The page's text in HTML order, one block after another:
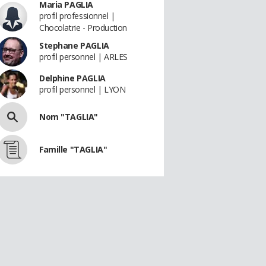
Maria PAGLIA
profil professionnel |
Chocolatrie - Production
Stephane PAGLIA
profil personnel | ARLES
Delphine PAGLIA
profil personnel | LYON
Nom "TAGLIA"
Famille "TAGLIA"